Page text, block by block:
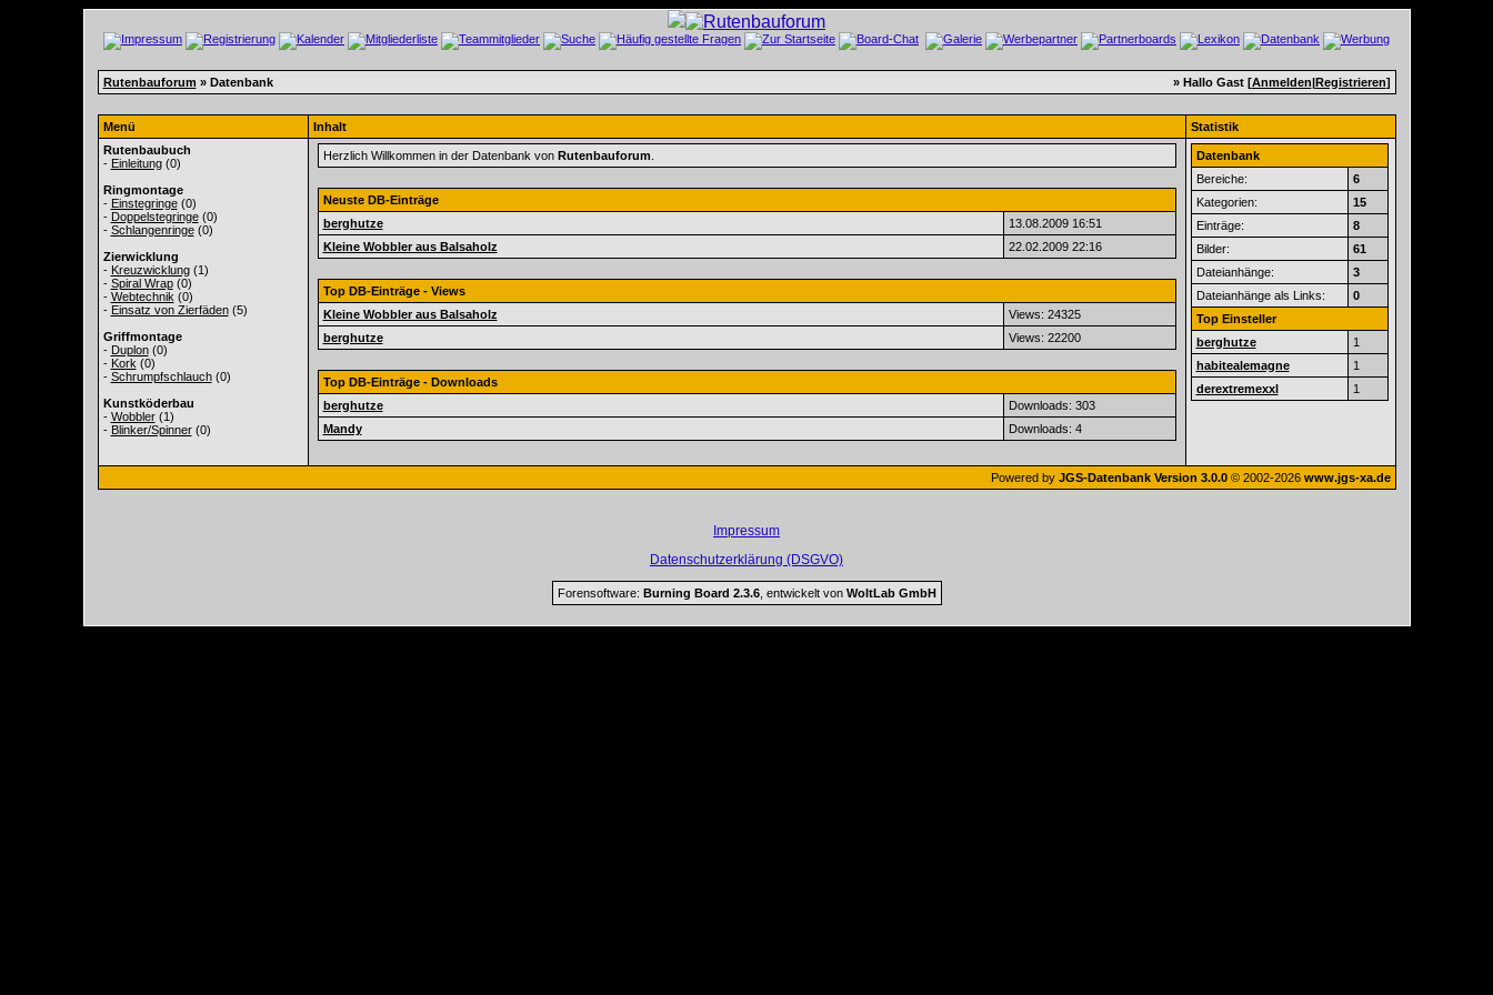
Rutenbauforum » Datenbank » Hallo Gast [Anmelden|Registrieren]
Menü Inhalt
Statistik
Rutenbaubuch
- Einleitung(0)
Ringmontage
- Einstegringe(0)
- Doppelstegringe(0)
- Schlangenringe(0)
Zierwicklung
- Kreuzwicklung(1)
- Spiral Wrap(0)
- Webtechnik (0)
- Einsatz von Zierfäden(5)
Griffmontage
- Duplon(0)
- Kork (0)
- Schrumpfschlauch(0)
Kunstköderbau
- Wobbler(1)
- Blinker/Spinner(0)
Herzlich Willkommen in der Datenbank von Rutenbauforum
Neuste DB-Einträge
berghutze
13.08.2009 16:51
Kleine Wobbler aus Balsaholz
22.02.2009 22:16
Top DB-Einträge - Views
Kleine Wobbler aus Balsaholz
Views: 24325
berghutze
Views: 22200
Top DB-Einträge - Downloads
berghutze
Downloads: 303
Mandy
Downloads: 4
Datenbank
Bereiche:
6
Kategorien:
15
Einträge:
8
Bilder:
61
Dateianhänge:
3
Dateianhänge als Links:
0
Top Einsteller
berghutze
1
habitealemagne
1
derextremexxl
1
Powered by JGS-Datenbank Version 3.0.0© 2002-2026 www.jgs-xa.de
Impressum
Datenschutzerklärung (DSGVO)
Forensoftware: Burning Board 2.3.6, entwickelt von WoltLab GmbH